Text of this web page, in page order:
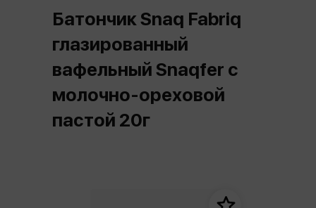
Батончик Snaq Fabriq
глазированный
вафельный Snaqfer с
молочно-ореховой
пастой 20г